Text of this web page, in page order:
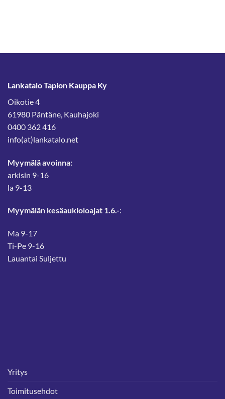
Lankatalo Tapion Kauppa Ky
Oikotie 4
61980 Päntäne, Kauhajoki
0400 362 416
info(at)lankatalo.net
Myymälä avoinna:
arkisin 9-16
la 9-13
Myymälän kesäaukioloajat 1.6.-:
Ma 9-17
Ti-Pe 9-16
Lauantai Suljettu
Yritys
Toimitusehdot